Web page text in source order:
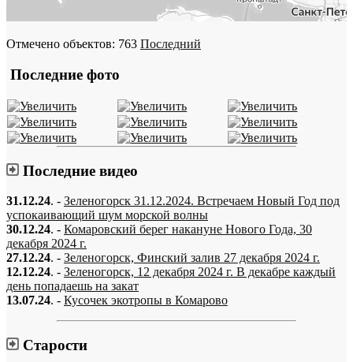
Отмечено объектов: 763 Последний
Последние фото
Последние видео
31.12.24. - Зеленогорск 31.12.2024. Встречаем Новый Год под
успокаивающий шум морской волны
30.12.24. - Комаровский берег накануне Нового Года, 30
декабря 2024 г.
27.12.24. - Зеленогорск, Финский залив 27 декабря 2024 г.
12.12.24. - Зеленогорск, 12 декабря 2024 г. В декабре каждый
день попадаешь на закат
13.07.24. - Кусочек экотропы в Комарово
Старости